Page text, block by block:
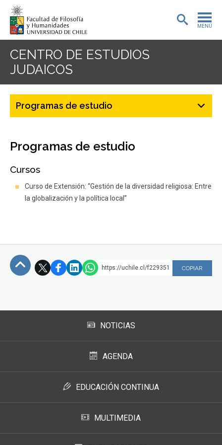
MENÚ
PORTADA
PREGRADO
POSTGRADO
INVESTIGACIÓN
BIBLIOTECA
Académicos Egresados
CENTRO DE ESTUDIOS
JUDAICOS
Programas de estudio
Programas de estudio
Cursos
Curso de Extensión: “Gestión de la diversidad religiosa: Entre
la globalización y la política local”
https://uchile.cl/f229351 COPIAR
NOTICIAS
AGENDA
EDUCACIÓN CONTINUA
MULTIMEDIA